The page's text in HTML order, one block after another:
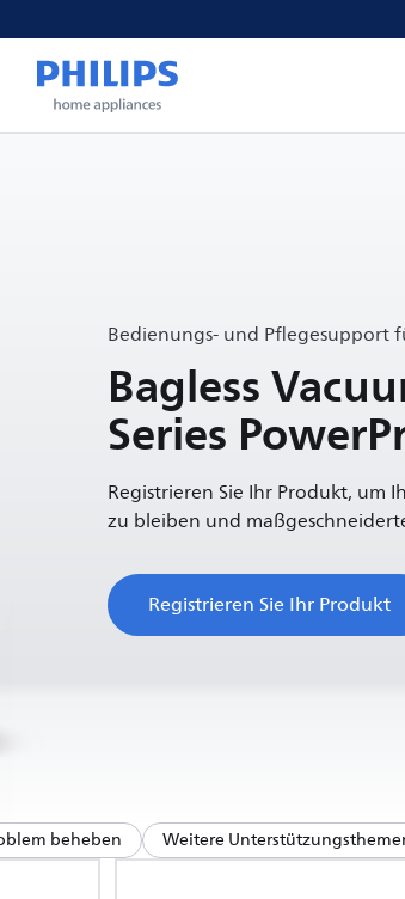
Bedienungs- und Pflegesupport
Bagless
Series
Registrieren Sie Ihr Produkt, um
zu bleiben und
Registrieren Sie Ihr Produkt
beheben Weitere